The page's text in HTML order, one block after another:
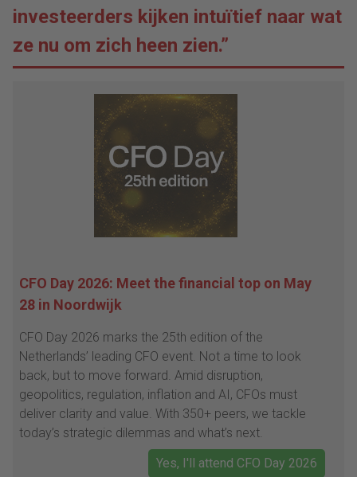
investeerders kijken intuïtief naar wat
ze nu om zich heen zien.”
CFO Day 2026: Meet the financial top on May
28 in Noordwijk
CFO Day 2026 marks the 25th edition of the
Netherlands’ leading CFO event. Not a time to look
back, but to move forward. Amid disruption,
geopolitics, regulation, inflation and AI, CFOs must
deliver clarity and value. With 350+ peers, we tackle
today’s strategic dilemmas and what’s next.
Yes, I'll attend CFO Day 2026